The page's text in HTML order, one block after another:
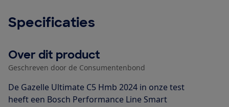
Specificaties
Over dit product
Geschreven door de Consumentenbond
De Gazelle Ultimate C5 Hmb 2024 in onze test
heeft een Bosch Performance Line Smart